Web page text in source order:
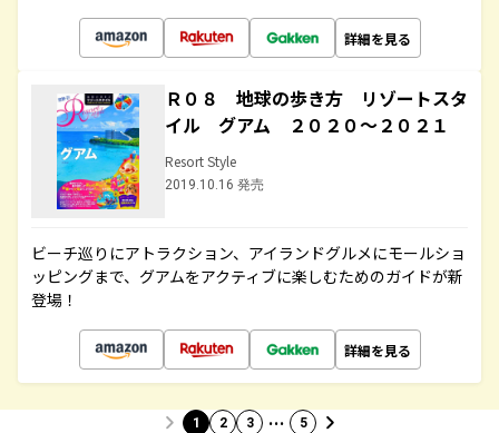
詳細を見る
Ｒ０８ 地球の歩き方 リゾートスタ
イル グアム ２０２０～２０２１
Resort Style
2019.10.16 発売
ビーチ巡りにアトラクション、アイランドグルメにモールショ
ッピングまで、グアムをアクティブに楽しむためのガイドが新
登場！
詳細を見る
1 2 3 … 5